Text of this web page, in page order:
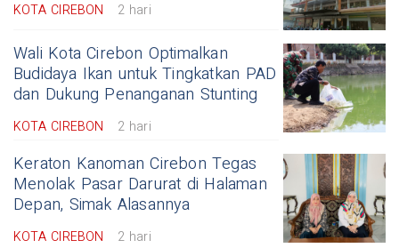
KOTA CIREBON 2 hari
Wali Kota Cirebon Optimalkan
Budidaya Ikan untuk Tingkatkan PAD
dan Dukung Penanganan Stunting
KOTA CIREBON 2 hari
Keraton Kanoman Cirebon Tegas
Menolak Pasar Darurat di Halaman
Depan, Simak Alasannya
KOTA CIREBON 2 hari